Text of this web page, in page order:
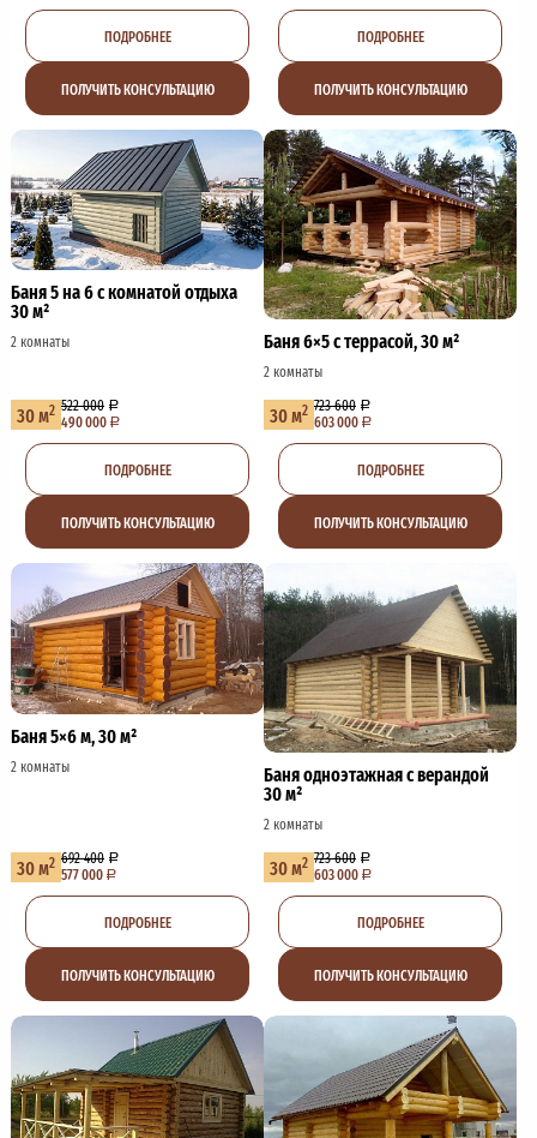
ПОДРОБНЕЕ
ПОЛУЧИТЬ КОНСУЛЬТАЦИЮ
ПОДРОБНЕЕ
ПОЛУЧИТЬ КОНСУЛЬТАЦИЮ
Баня 5 на 6 с комнатой отдыха
30 м²
2 комнаты
30 м2 522 000
490 000
ПОДРОБНЕЕ
ПОЛУЧИТЬ КОНСУЛЬТАЦИЮ
Баня 6×5 с террасой, 30 м²
2 комнаты
30 м2 723 600
603 000
ПОДРОБНЕЕ
ПОЛУЧИТЬ КОНСУЛЬТАЦИЮ
Баня 5×6 м, 30 м²
2 комнаты
30 м2 692 400
577 000
ПОДРОБНЕЕ
ПОЛУЧИТЬ КОНСУЛЬТАЦИЮ
Баня одноэтажная с верандой
30 м²
2 комнаты
30 м2 723 600
603 000
ПОДРОБНЕЕ
ПОЛУЧИТЬ КОНСУЛЬТАЦИЮ